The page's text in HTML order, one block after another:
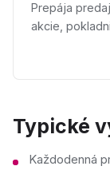
Prepája
akcie,
Typické
Každodenná